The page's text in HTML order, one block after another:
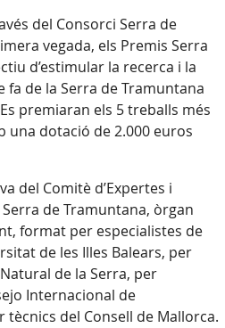
del Consorci Serra de
vegada, els Premis Serra
d’estimular la recerca i la
de la Serra de Tramuntana
premiaran els 5 treballs més
una dotació de 2.000 euros
del Comitè d’Expertes i
de Tramuntana, òrgan
format per especialistes de
de les Illes Balears, per
de la Serra, per
Internacional de
del Consell de Mallorca.